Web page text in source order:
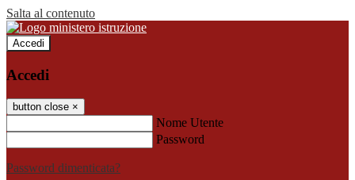
Salta al contenuto
Accedi
Accedi
button close ×
Nome Utente
Password
Password dimenticata?